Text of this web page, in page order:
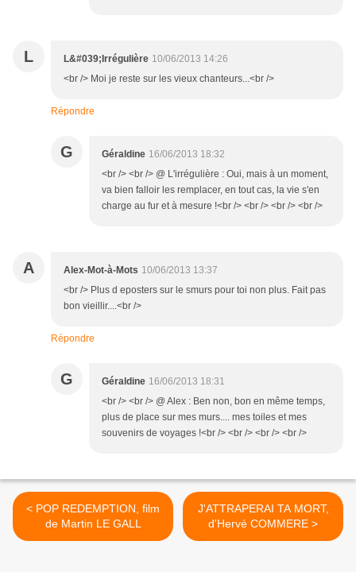
L L&#039;Irrégulière 10/06/2013 14:26
<br /> Moi je reste sur les vieux chanteurs...<br />
Répondre
G Géraldine 16/06/2013 18:32
<br /> <br /> @ L'irrégulière : Oui, mais à un moment,
va bien falloir les remplacer, en tout cas, la vie s'en
charge au fur et à mesure !<br /> <br /> <br /> <br />
A Alex-Mot-à-Mots 10/06/2013 13:37
<br /> Plus d eposters sur le smurs pour toi non plus. Fait pas
bon vieillir....<br />
Répondre
G Géraldine 16/06/2013 18:31
<br /> <br /> @ Alex : Ben non, bon en même temps,
plus de place sur mes murs.... mes toiles et mes
souvenirs de voyages !<br /> <br /> <br /> <br />
< POP REDEMPTION, film
de Martin LE GALL
J'ATTRAPERAI TA MORT,
d'Hervé COMMERE >